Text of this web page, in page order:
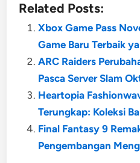
Related Posts:
Xbox Game Pass
Game Baru Terbaik
ARC Raiders
Pasca Server Slam
Heartopia
Terungkap: Koleksi
Final Fantasy 9
Pengembangan